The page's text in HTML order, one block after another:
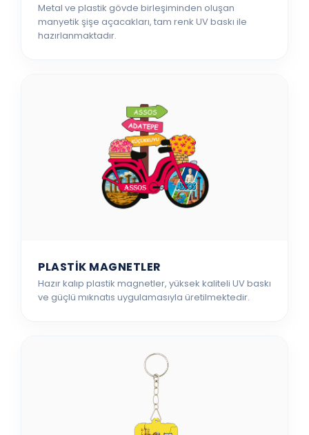
Metal ve plastik gövde birleşiminden oluşan
manyetik şişe açacakları, tam renk UV baskı ile
hazırlanmaktadır.
PLASTİK MAGNETLER
Hazır kalıp plastik magnetler, yüksek kaliteli UV baskı
ve güçlü mıknatıs uygulamasıyla üretilmektedir.